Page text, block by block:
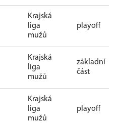
Krajská
liga
mužů
playoff
Krajská
liga
mužů
základní
část
Krajská
liga
mužů
playoff